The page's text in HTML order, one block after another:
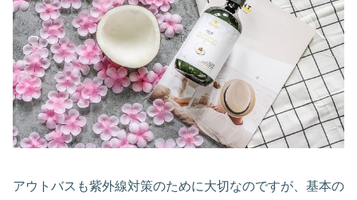
アウトバスも紫外線対策のために大切なのですが、基本の